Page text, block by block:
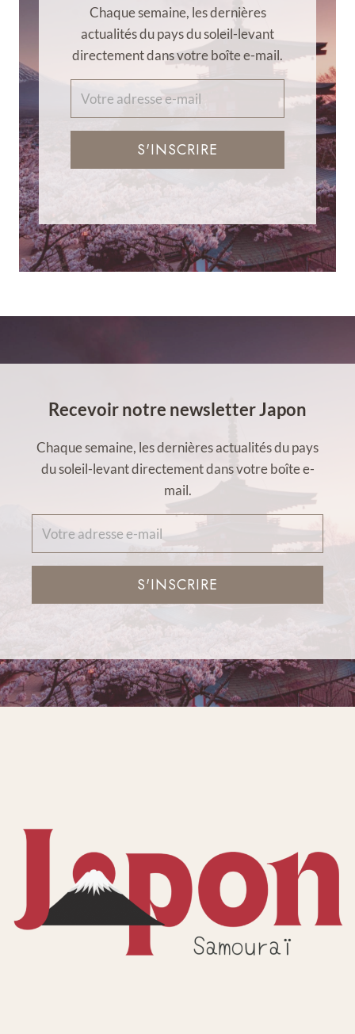
Chaque semaine, les dernières
actualités du pays du soleil-levant
directement dans votre boîte e-mail.
S'INSCRIRE
Recevoir notre newsletter Japon
Chaque semaine, les dernières actualités du pays
du soleil-levant directement dans votre boîte e-
mail.
S'INSCRIRE